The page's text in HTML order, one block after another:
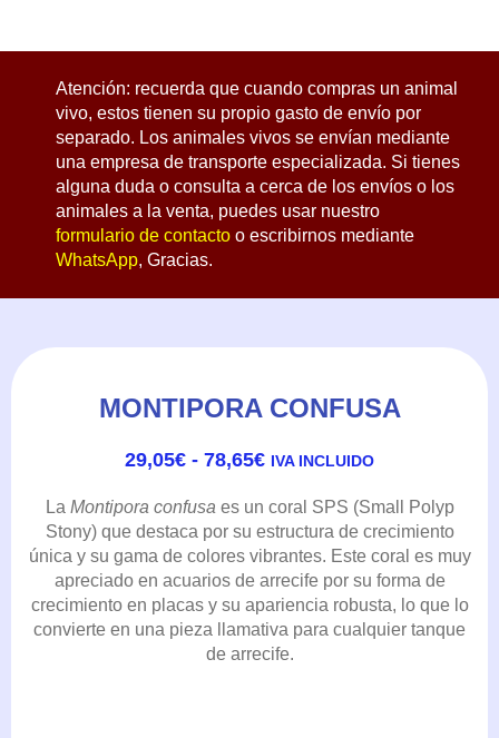
Atención: recuerda que cuando compras un animal
vivo, estos tienen su propio gasto de envío por
separado. Los animales vivos se envían mediante
una empresa de transporte especializada. Si tienes
alguna duda o consulta a cerca de los envíos o los
animales a la venta, puedes usar nuestro
formulario de contacto o escribirnos mediante
WhatsApp, Gracias.
MONTIPORA CONFUSA
29,05€ - 78,65€DE
DESDE
29,05€
HASTA
78,65€
IVA INCLUIDO
La Montipora confusa es un coral SPS (Small Polyp
Stony) que destaca por su estructura de crecimiento
única y su gama de colores vibrantes. Este coral es muy
apreciado en acuarios de arrecife por su forma de
crecimiento en placas y su apariencia robusta, lo que lo
convierte en una pieza llamativa para cualquier tanque
de arrecife.